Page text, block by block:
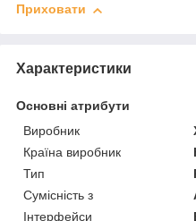
Приховати
Характеристики
Основні атрибути
Виробник
Країна виробник
Тип
Сумісність з
Інтерфейси